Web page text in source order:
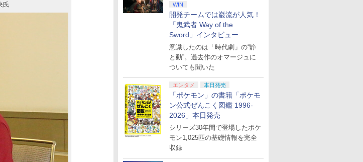
WIN
開発チームでは巌流が人気！
「鬼武者 Way of the
Sword」インタビュー
意識したのは「時代劇」の“静
と動”。過去作のオマージュに
ついても聞いた
エンタメ 本日発売
「ポケモン」の書籍「ポケモ
ン公式ぜんこく図鑑 1996-
2026」本日発売
シリーズ30年間で登場したポケ
モン1,025匹の基礎情報を完全
収録
氏